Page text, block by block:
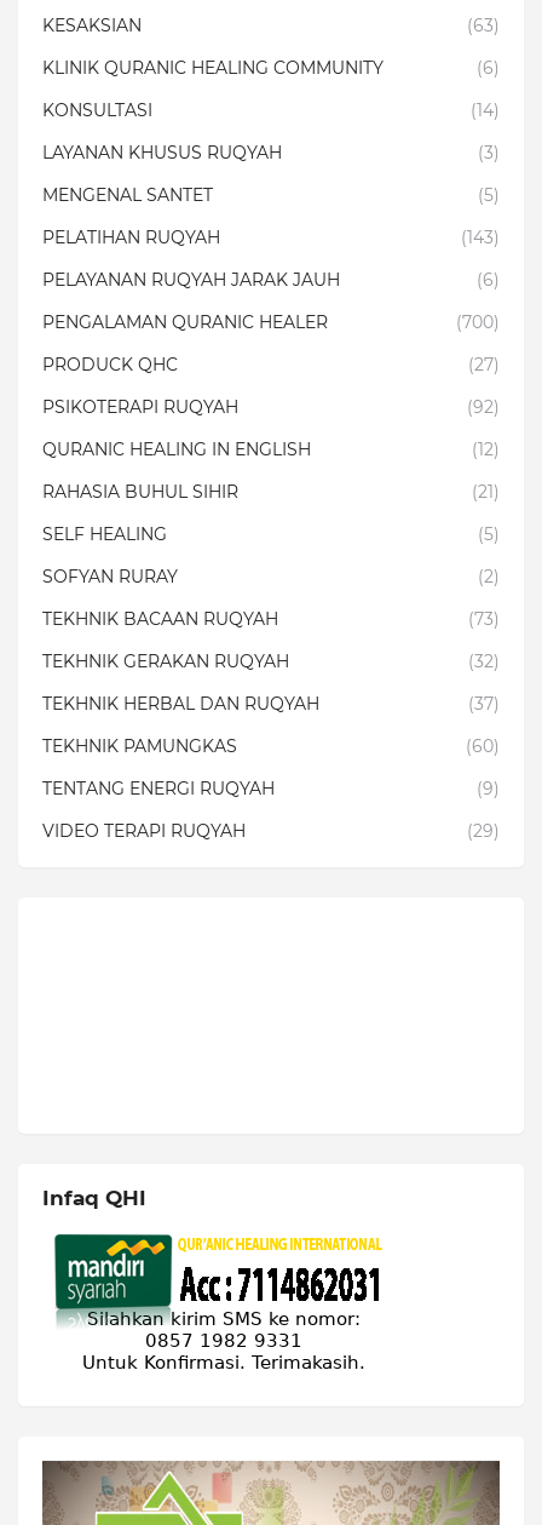
KESAKSIAN
(63)
KLINIK QURANIC HEALING COMMUNITY
(6)
KONSULTASI
(14)
LAYANAN KHUSUS RUQYAH
(3)
MENGENAL SANTET
(5)
PELATIHAN RUQYAH
(143)
PELAYANAN RUQYAH JARAK JAUH
(6)
PENGALAMAN QURANIC HEALER
(700)
PRODUCK QHC
(27)
PSIKOTERAPI RUQYAH
(92)
QURANIC HEALING IN ENGLISH
(12)
RAHASIA BUHUL SIHIR
(21)
SELF HEALING
(5)
SOFYAN RURAY
(2)
TEKHNIK BACAAN RUQYAH
(73)
TEKHNIK GERAKAN RUQYAH
(32)
TEKHNIK HERBAL DAN RUQYAH
(37)
TEKHNIK PAMUNGKAS
(60)
TENTANG ENERGI RUQYAH
(9)
VIDEO TERAPI RUQYAH
(29)
Infaq QHI